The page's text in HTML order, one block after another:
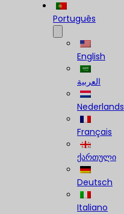
Português
English
العربية
Nederlands
Français
ქართული
Deutsch
Italiano